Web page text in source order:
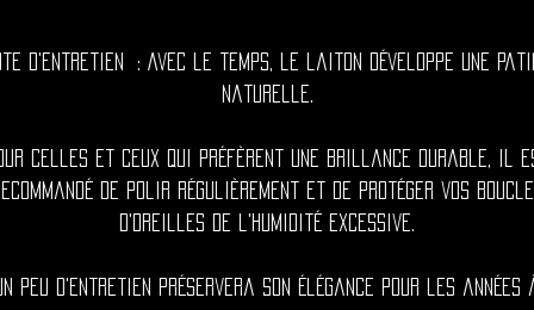
d'entretien : Avec le temps, le laiton développe une
naturelle.
celles et ceux qui préfèrent une brillance durable, il
de polir régulièrement et de protéger vos
d'oreilles de l'humidité excessive.
peu d'entretien préservera son élégance pour les années